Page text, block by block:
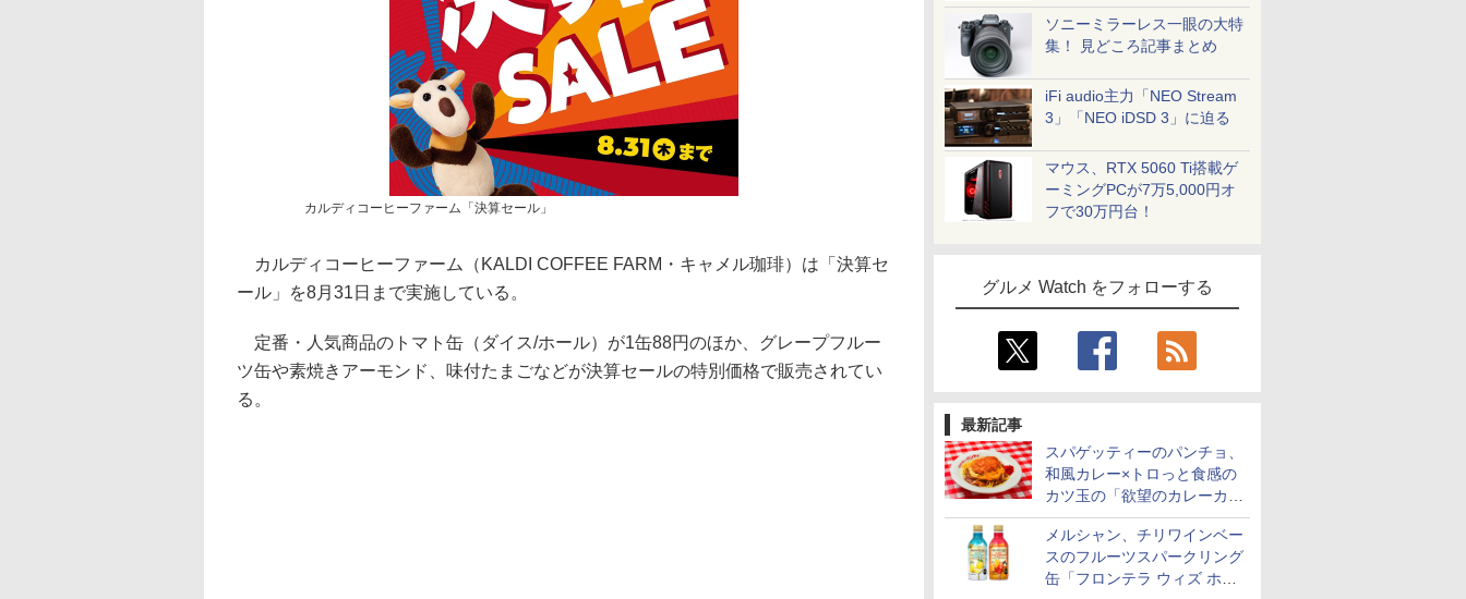
ソニーミラーレス一眼の大特
集！ 見どころ記事まとめ
iFi audio主力「NEO Stream
3」「NEO iDSD 3」に迫る
マウス、RTX 5060 Ti搭載ゲ
ーミングPCが7万5,000円オ
フで30万円台！
グルメ Watch をフォローする
最新記事
スパゲッティーのパンチョ、
和風カレー×トロっと食感の
カツ玉の「欲望のカレーカツ
玉スパ」発売
メルシャン、チリワインベー
スのフルーツスパークリング
缶「フロンテラ ウィズ ホワ
カルディコーヒーファーム「決算セール」
カルディコーヒーファーム（KALDI COFFEE FARM・キャメル珈琲）は「決算セ
ール」を8月31日まで実施している。
定番・人気商品のトマト缶（ダイス/ホール）が1缶88円のほか、グレープフルー
ツ缶や素焼きアーモンド、味付たまごなどが決算セールの特別価格で販売されてい
る。